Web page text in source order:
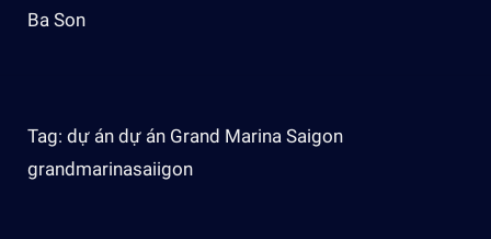
Ba Son
Tag: dự án dự án Grand Marina Saigon
grandmarinasaiigon